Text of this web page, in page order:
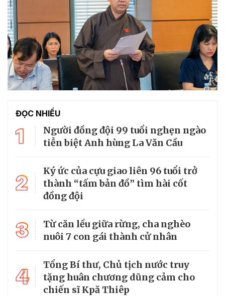
ĐỌC NHIỀU
1
Người đồng đội 99 tuổi nghẹn ngào
tiễn biệt Anh hùng La Văn Cầu
2
Ký ức của cựu giao liên 96 tuổi trở
thành “tấm bản đồ” tìm hài cốt
đồng đội
3
Từ căn lều giữa rừng, cha nghèo
nuôi 7 con gái thành cử nhân
4
Tổng Bí thư, Chủ tịch nước truy
tặng huân chương dũng cảm cho
chiến sĩ Kpă Thiêp